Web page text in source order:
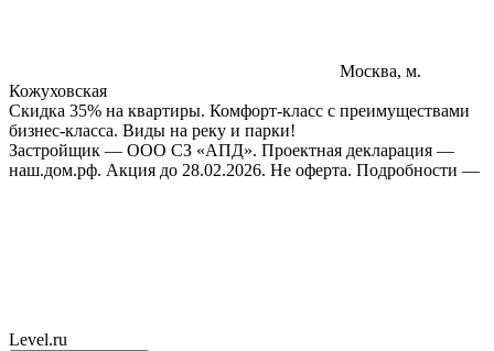
Москва, м.
Кожуховская
Скидка 35% на квартиры. Комфорт-класс с преимуществами
бизнес-класса. Виды на реку и парки!
Застройщик — ООО СЗ «АПД». Проектная декларация —
наш.дом.рф. Акция до 28.02.2026. Не оферта. Подробности —
Level.ru